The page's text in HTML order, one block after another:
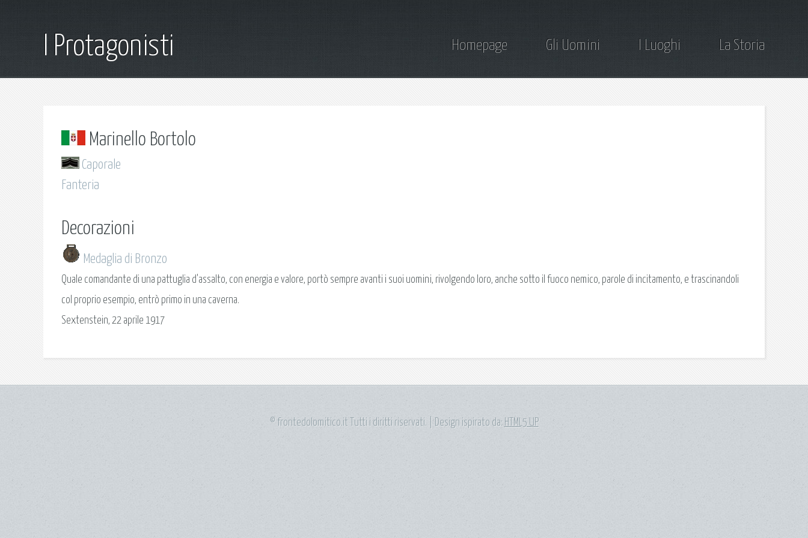
I Protagonisti Homepage Gli Uomini I Luoghi La Storia
Marinello Bortolo
Caporale
Fanteria
Decorazioni
Medaglia di Bronzo
Quale comandante di una pattuglia d'assalto, con energia e valore, portò sempre avanti i suoi uomini, rivolgendo loro, anche sotto il fuoco nemico, parole di incitamento, e trascinandoli
col proprio esempio, entrò primo in una caverna.
Sextenstein, 22 aprile 1917
© frontedolomitico.it Tutti i diritti riservati. | Design ispirato da: HTML5 UP